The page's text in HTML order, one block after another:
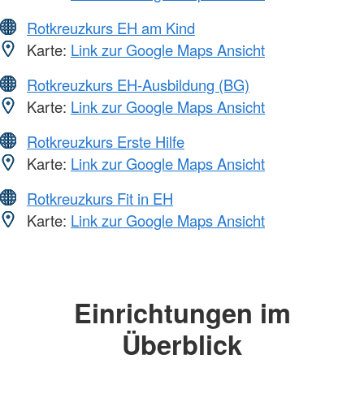
Rotkreuzkurs EH am Kind
Karte: Link zur Google Maps Ansicht
Rotkreuzkurs EH-Ausbildung (BG)
Karte: Link zur Google Maps Ansicht
Rotkreuzkurs Erste Hilfe
Karte: Link zur Google Maps Ansicht
Rotkreuzkurs Fit in EH
Karte: Link zur Google Maps Ansicht
Einrichtungen im
Überblick